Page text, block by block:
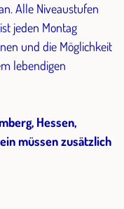
Alle Niveaustufen
jeden Montag
und die Möglichkeit
lebendigen
Hessen,
müssen zusätzlich